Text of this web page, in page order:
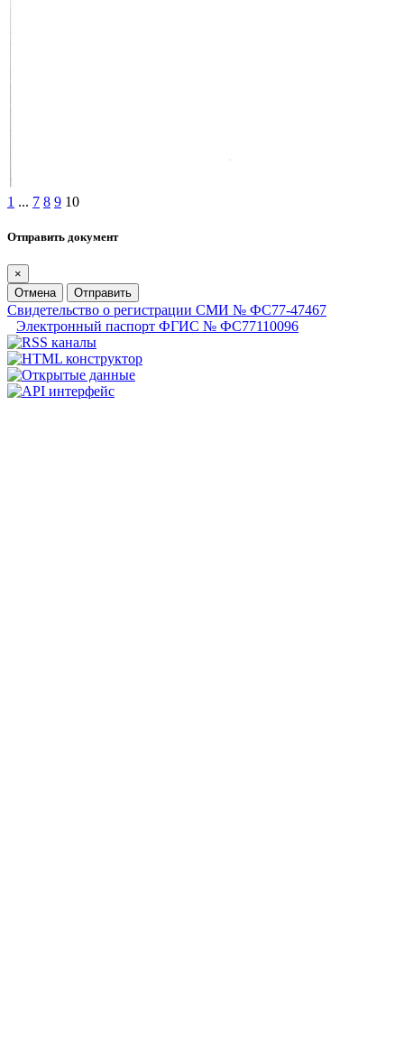
1 ... 7 8 9 10
Отправить документ
×
Отмена
Отправить
Свидетельство о регистрации СМИ № ФС77-47467
Электронный паспорт ФГИС № ФС77110096